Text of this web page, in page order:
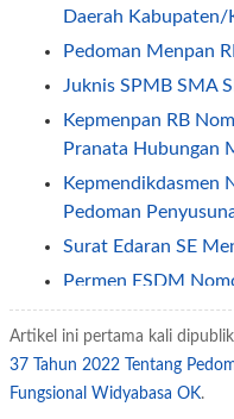
Daerah Kabupaten/
Pedoman Menpan
Juknis SPMB SMA
Kepmenpan RB
Pranata Hubungan
Kepmendikdasmen
Pedoman
Surat Edaran SE
Permen ESDM
Pemberian
Jadwal Penerapan
Libur Idul Fitri 2026
Permendagri
Artikel ini pertama kali
37 Tahun 2022 Tentang
Fungsional Widyabasa OK.